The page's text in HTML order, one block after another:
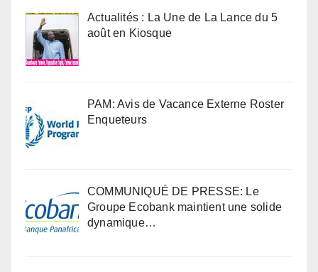
Actualités : La Une de La Lance du 5
août en Kiosque
PAM: Avis de Vacance Externe Roster
Enqueteurs
COMMUNIQUÉ DE PRESSE: Le
Groupe Ecobank maintient une solide
dynamique…